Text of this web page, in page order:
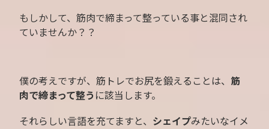
もしかして、筋肉で締まって整っている事と混同され
ていませんか？？
僕の考えですが、筋トレでお尻を鍛えることは、筋
肉で締まって整う に該当します。
それらしい言語を充てますと、 シェイプみたいなイメ